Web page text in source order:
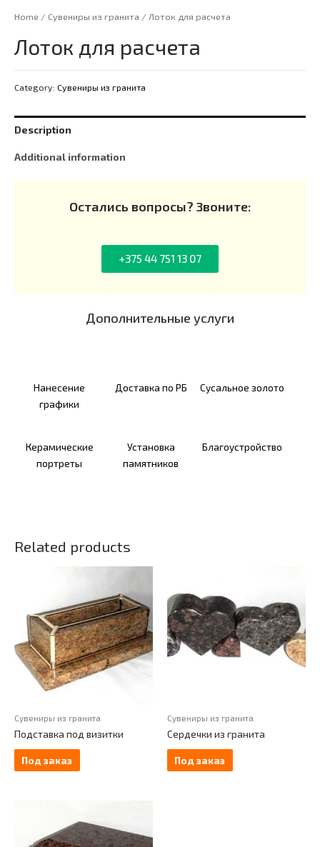
Home / Сувениры из гранита / Лоток для расчета
Лоток для расчета
Category: Сувениры из гранита
Description
Additional information
Остались вопросы? Звоните:
+375 44 751 13 07​
Дополнительные услуги
Нанесение
графики
Доставка по РБ Сусальное золото
Керамические
портреты
Установка
памятников
Благоустройство
Related products
Сувениры из гранита
Подставка под визитки
Под заказ
Сувениры из гранита
Сердечки из гранита
Под заказ